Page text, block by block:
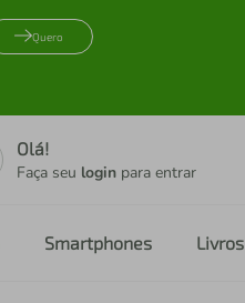
Quero
Olá!
Faça seu login para entrar
Smartphones Livros